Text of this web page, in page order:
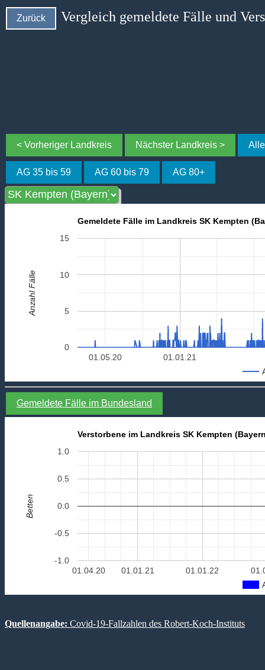
Zurück Vergleich gemeldete Fälle und
< Vorheriger Landkreis Nächster Landkreis >
AG 35 bis 59 AG 60 bis 79 AG 80+
Gemeldete Fälle im Landkreis SK Kempten
01.01.21
01.05.20
0
5
10
15
Anzahl Fälle
Gemeldete Fälle im Bundesland
Verstorbene im Landkreis SK Kempten
01.01.21 01.01.22
01.04.20
-1.0
-0.5
0.0
0.5
1.0
Betten
Quellenangabe: Covid-19-Fallzahlen des Robert-Koch-Instituts